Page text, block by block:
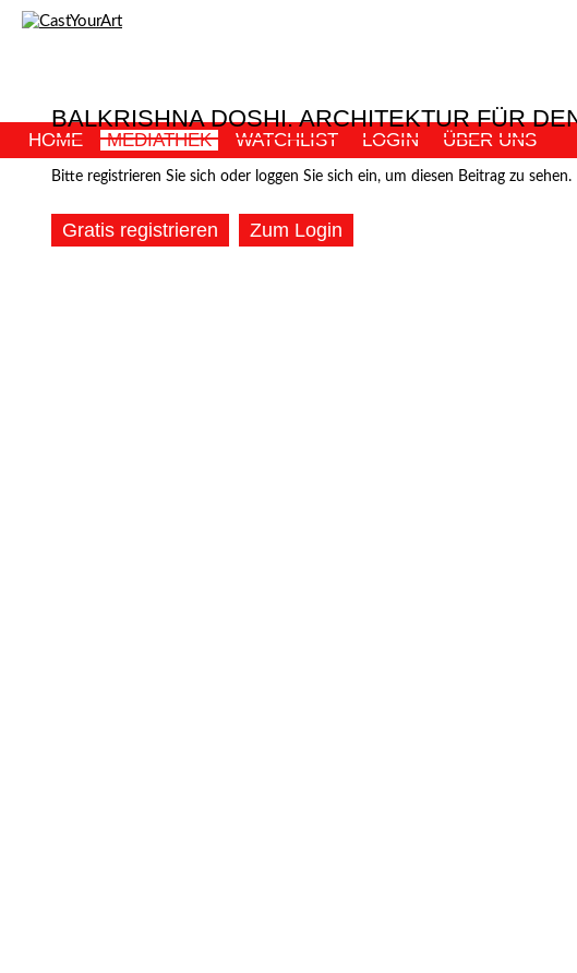
HOME MEDIATHEK WATCHLIST LOGIN ÜBER UNS
BALKRISHNA DOSHI. ARCHITEKTUR FÜR
Bitte registrieren Sie sich oder loggen Sie sich ein, um diesen Beitrag zu sehen.
Gratis registrieren Zum Login